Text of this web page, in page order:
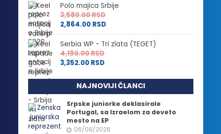
Polo majica Srbije
3,580.00RSD
2,864.00 RSD
Serbia WP - Tri zlata (TEGET)
4,190.00RSD
3,352.00 RSD
NAJNOVIJI ČLANCI
Srpske juniorke deklasirale
Portugal, sa Izraelom za deveto
mesto na EP
06/08/2026